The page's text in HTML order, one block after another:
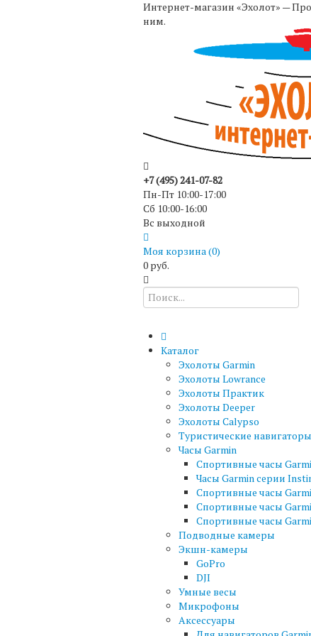
Интернет-магазин «Эхолот» —
ним.
+7 (495) 241-07-82
Пн-Пт 10:00-17:00
Сб 10:00-16:00
Вс выходной
Моя корзина (0)
0 руб.
Каталог
Эхолоты Garmin
Эхолоты Lowrance
Эхолоты Практик
Эхолоты Deeper
Эхолоты Calypso
Туристические навигаторы
Часы Garmin
Спортивные часы
Часы Garmin серии
Спортивные часы
Спортивные часы
Спортивные часы
Подводные камеры
Экшн-камеры
GoPro
DJI
Умные весы
Микрофоны
Аксессуары